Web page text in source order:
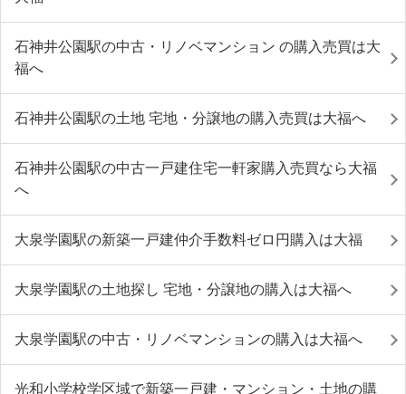
石神井公園駅の中古・リノベマンション の購入売買は大
福へ
石神井公園駅の土地 宅地・分譲地の購入売買は大福へ
石神井公園駅の中古一戸建住宅一軒家購入売買なら大福
へ
大泉学園駅の新築一戸建仲介手数料ゼロ円購入は大福
大泉学園駅の土地探し 宅地・分譲地の購入は大福へ
大泉学園駅の中古・リノベマンションの購入は大福へ
光和小学校学区域で新築一戸建・マンション・土地の購